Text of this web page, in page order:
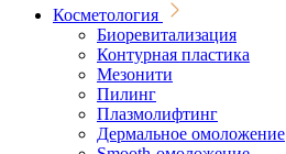
Косметология
Биоревитализация
Контурная пластика
Мезонити
Пилинг
Плазмолифтинг
Дермальное омоложение